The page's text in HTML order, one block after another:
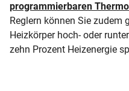
programmierbaren
Reglern können Sie zudem
Heizkörper hoch- oder
zehn Prozent Heizenergie